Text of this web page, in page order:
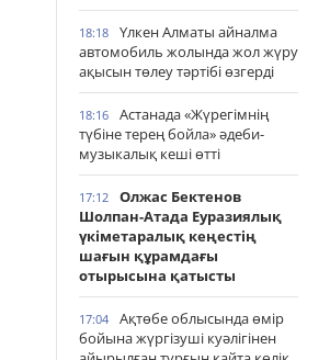
18:18
Үлкен Алматы айналма
автомобиль жолында жол жүру
ақысын төлеу тәртібі өзгерді
18:16
Астанада «Жүрегімнің
түбіне терең бойла» әдеби-
музыкалық кеші өтті
17:12
Олжас Бектенов
Шолпан-Атада Еуразиялық
үкіметаралық кеңестің
шағын құрамдағы
отырысына қатысты
17:04
Ақтөбе облысында өмір
бойына жүргізуші куәлігінен